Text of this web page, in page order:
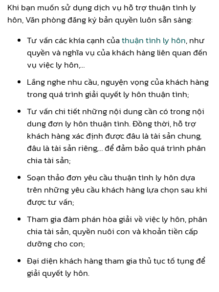
Khi bạn muốn sử dụng dịch vụ hỗ trợ thuận tình ly
hôn, Văn phòng đăng ký bản quyền luôn sẵn sàng:
Tư vấn các khía cạnh củathuận tình ly hôn, như
quyền và nghĩa vụ của khách hàng liên quan đến
vụ việc ly hôn,…
Lắng nghe nhu cầu, nguyện vọng của khách hàng
trong quá trình giải quyết ly hôn thuận tình;
Tư vấn chi tiết những nội dung cần có trong nội
dung đơn ly hôn thuận tình. Đồng thời, hỗ trợ
khách hàng xác định được đâu là tài sản chung,
đâu là tài sản riêng,… để đảm bảo quá trình phân
chia tài sản;
Soạn thảo đơn yêu cầu thuận tình ly hôn dựa
trên những yêu cầu khách hàng lựa chọn sau khi
được tư vấn;
Tham gia đàm phán hòa giải về việc ly hôn, phân
chia tài sản, quyền nuôi con và khoản tiền cấp
dưỡng cho con;
Đại diện khách hàng tham gia thủ tục tố tụng để
giải quyết ly hôn.